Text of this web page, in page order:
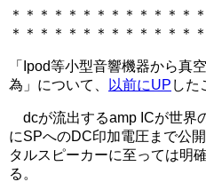
＊＊＊＊＊＊＊＊＊＊＊＊＊
＊＊＊＊＊＊＊＊＊＊＊＊＊＊
「Ipod等小型音響機器から真
為」について、
以前にUP した
dcが流出するamp ICが世界
にSPへのDC印加電圧まで公
タルスピーカーに至っては明
る。